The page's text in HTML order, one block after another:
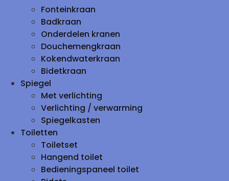
Fonteinkraan
Badkraan
Onderdelen kranen
Douchemengkraan
Kokendwaterkraan
Bidetkraan
Spiegel
Met verlichting
Verlichting / verwarming
Spiegelkasten
Toiletten
Toiletset
Hangend toilet
Bedieningspaneel toilet